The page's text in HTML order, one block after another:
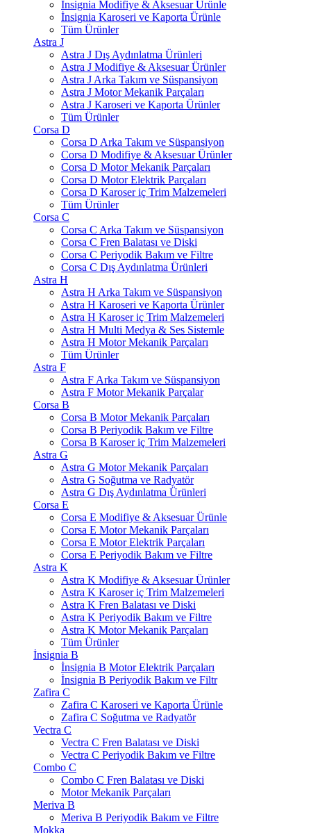
İnsignia Modifiye & Aksesuar Ürünle
İnsignia Karoseri ve Kaporta Ürünle
Tüm Ürünler
Astra J
Astra J Dış Aydınlatma Ürünleri
Astra J Modifiye & Aksesuar Ürünler
Astra J Arka Takım ve Süspansiyon
Astra J Motor Mekanik Parçaları
Astra J Karoseri ve Kaporta Ürünler
Tüm Ürünler
Corsa D
Corsa D Arka Takım ve Süspansiyon
Corsa D Modifiye & Aksesuar Ürünler
Corsa D Motor Mekanik Parçaları
Corsa D Motor Elektrik Parçaları
Corsa D Karoser iç Trim Malzemeleri
Tüm Ürünler
Corsa C
Corsa C Arka Takım ve Süspansiyon
Corsa C Fren Balatası ve Diski
Corsa C Periyodik Bakım ve Filtre
Corsa C Dış Aydınlatma Ürünleri
Astra H
Astra H Arka Takım ve Süspansiyon
Astra H Karoseri ve Kaporta Ürünler
Astra H Karoser iç Trim Malzemeleri
Astra H Multi Medya & Ses Sistemle
Astra H Motor Mekanik Parçaları
Tüm Ürünler
Astra F
Astra F Arka Takım ve Süspansiyon
Astra F Motor Mekanik Parçalar
Corsa B
Corsa B Motor Mekanik Parçaları
Corsa B Periyodik Bakım ve Filtre
Corsa B Karoser iç Trim Malzemeleri
Astra G
Astra G Motor Mekanik Parçaları
Astra G Soğutma ve Radyatör
Astra G Dış Aydınlatma Ürünleri
Corsa E
Corsa E Modifiye & Aksesuar Ürünle
Corsa E Motor Mekanik Parçaları
Corsa E Motor Elektrik Parçaları
Corsa E Periyodik Bakım ve Filtre
Astra K
Astra K Modifiye & Aksesuar Ürünler
Astra K Karoser iç Trim Malzemeleri
Astra K Fren Balatası ve Diski
Astra K Periyodik Bakım ve Filtre
Astra K Motor Mekanik Parçaları
Tüm Ürünler
İnsignia B
İnsignia B Motor Elektrik Parçaları
İnsignia B Periyodik Bakım ve Filtr
Zafira C
Zafira C Karoseri ve Kaporta Ürünle
Zafira C Soğutma ve Radyatör
Vectra C
Vectra C Fren Balatası ve Diski
Vectra C Periyodik Bakım ve Filtre
Combo C
Combo C Fren Balatası ve Diski
Motor Mekanik Parçaları
Meriva B
Meriva B Periyodik Bakım ve Filtre
Mokka